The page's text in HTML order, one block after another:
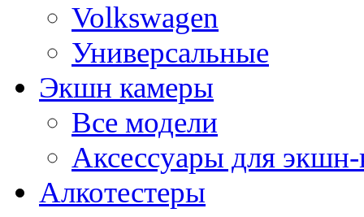
Volkswagen
Универсальные
Экшн камеры
Все модели
Аксессуары для
Алкотестеры